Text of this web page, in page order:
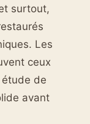
surtout,
Les
ceux
étude de
avant